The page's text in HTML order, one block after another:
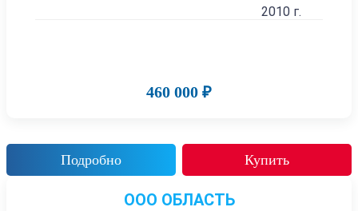
2010 г.
460 000 ₽
Подробно Купить
ООО ОБЛАСТЬ